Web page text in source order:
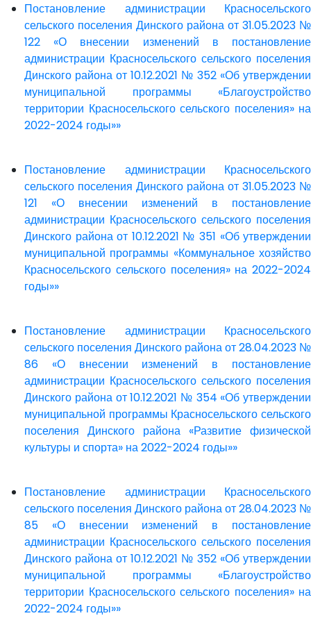
Постановление администрации Красносельского
сельского поселения Динского района от 31.05.2023 №
122 «О внесении изменений в постановление
администрации Красносельского сельского поселения
Динского района от 10.12.2021 № 352 «Об утверждении
муниципальной программы «Благоустройство
территории Красносельского сельского поселения» на
2022-2024 годы»»
Постановление администрации Красносельского
сельского поселения Динского района от 31.05.2023 №
121 «О внесении изменений в постановление
администрации Красносельского сельского поселения
Динского района от 10.12.2021 № 351 «Об утверждении
муниципальной программы «Коммунальное хозяйство
Красносельского сельского поселения» на 2022-2024
годы»»
Постановление администрации Красносельского
сельского поселения Динского района от 28.04.2023 №
86 «О внесении изменений в постановление
администрации Красносельского сельского поселения
Динского района от 10.12.2021 № 354 «Об утверждении
муниципальной программы Красносельского сельского
поселения Динского района «Развитие физической
культуры и спорта» на 2022-2024 годы»»
Постановление администрации Красносельского
сельского поселения Динского района от 28.04.2023 №
85 «О внесении изменений в постановление
администрации Красносельского сельского поселения
Динского района от 10.12.2021 № 352 «Об утверждении
муниципальной программы «Благоустройство
территории Красносельского сельского поселения» на
2022-2024 годы»»